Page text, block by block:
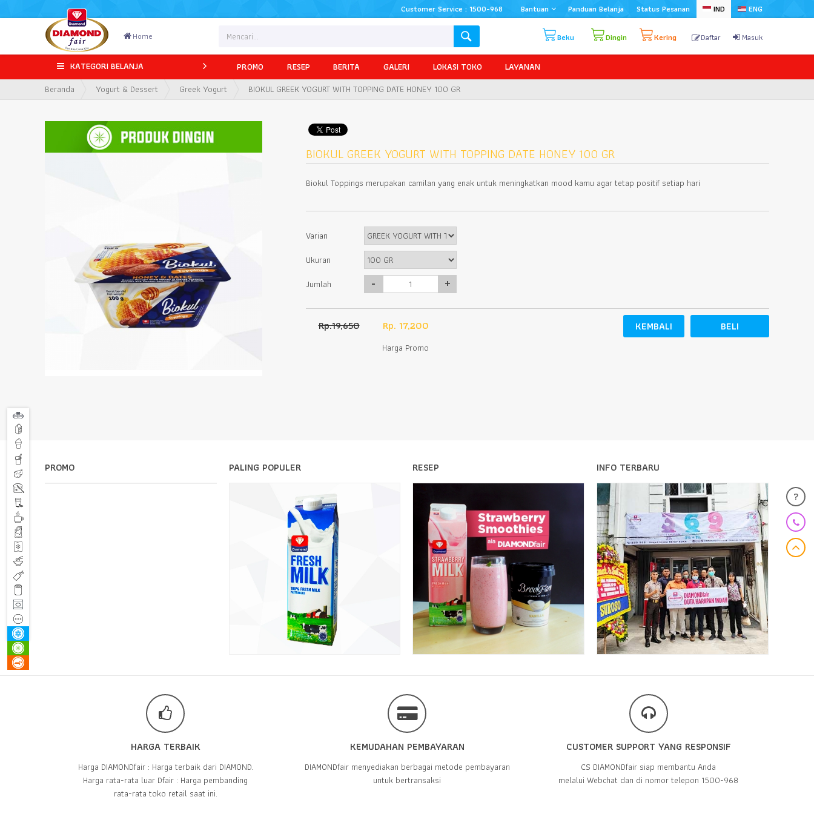
ENG
IND
Status Pesanan
Panduan Belanja
Bantuan
Customer Service : 1500-968
Home Masuk
Daftar
Kering
Dingin
Beku
KATEGORI BELANJA PROMO RESEP BERITA GALERI LOKASI TOKO LAYANAN
?
Beranda Yogurt & Dessert Greek Yogurt BIOKUL GREEK YOGURT WITH TOPPING DATE HONEY 100 GR
BIOKUL GREEK YOGURT WITH TOPPING DATE HONEY 100 GR
Biokul Toppings merupakan camilan yang enak untuk meningkatkan mood kamu agar tetap positif setiap hari
Varian
Ukuran
Jumlah
- +
Rp.19,650 Rp. 17,200
Harga Promo
BELI
KEMBALI
PROMO PALING POPULER RESEP INFO TERBARU
HARGA TERBAIK
Harga DIAMONDfair : Harga terbaik dari DIAMOND.
Harga rata-rata luar Dfair : Harga pembanding
rata-rata toko retail saat ini.
KEMUDAHAN PEMBAYARAN
DIAMONDfair menyediakan berbagai metode pembayaran
untuk bertransaksi
CUSTOMER SUPPORT YANG RESPONSIF
CS DIAMONDfair siap membantu Anda
melalui Webchat dan di nomor telepon 1500-968